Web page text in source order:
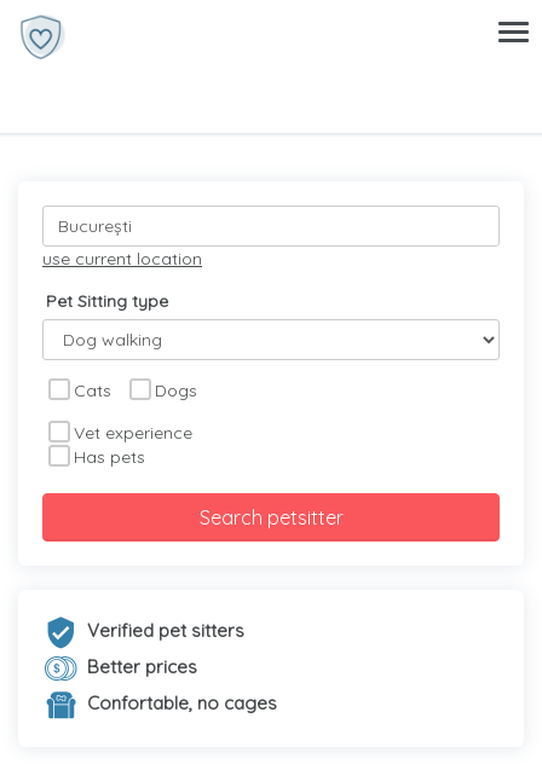
use current location
Pet Sitting type
Cats
Dogs
Vet experience
Has pets
Search petsitter
Verified pet sitters
Better prices
Confortable, no cages